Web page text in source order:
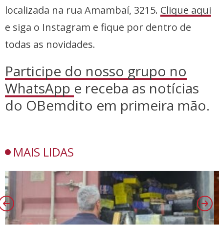
localizada na rua Amambaí, 3215. Clique aqui
e siga o Instagram e fique por dentro de
todas as novidades.
Participe do nosso grupo no
WhatsApp e receba as notícias
do OBemdito em primeira mão.
MAIS LIDAS